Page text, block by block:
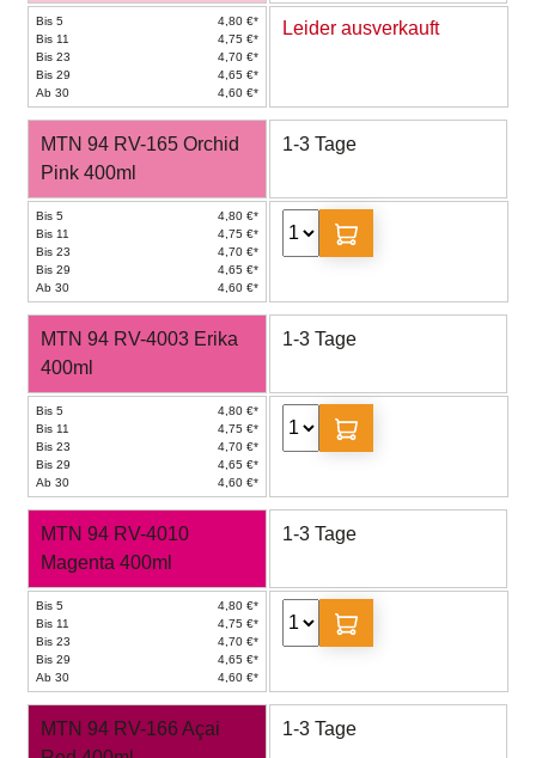
Bis 5
4,80 €*
Bis 11
4,75 €*
Bis 23
4,70 €*
Bis 29
4,65 €*
Ab 30
4,60 €*
Leider ausverkauft
MTN 94 RV-165 Orchid
Pink 400ml
1-3 Tage
Bis 5
4,80 €*
Bis 11
4,75 €*
Bis 23
4,70 €*
Bis 29
4,65 €*
Ab 30
4,60 €*
MTN 94 RV-4003 Erika
400ml
1-3 Tage
Bis 5
4,80 €*
Bis 11
4,75 €*
Bis 23
4,70 €*
Bis 29
4,65 €*
Ab 30
4,60 €*
MTN 94 RV-4010
Magenta 400ml
1-3 Tage
Bis 5
4,80 €*
Bis 11
4,75 €*
Bis 23
4,70 €*
Bis 29
4,65 €*
Ab 30
4,60 €*
MTN 94 RV-166 Açai
1-3 Tage